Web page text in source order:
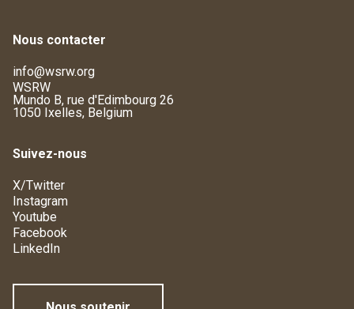
Nous contacter
info@wsrw.org
WSRW
Mundo B, rue d'Edimbourg 26
1050 Ixelles, Belgium
Suivez-nous
X/Twitter
Instagram
Youtube
Facebook
LinkedIn